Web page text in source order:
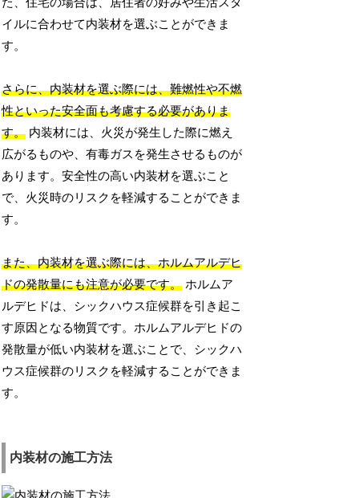
た、住宅の場合は、居住者の好みや生活スタ
イルに合わせて内装材を選ぶことができま
す。
さらに、内装材を選ぶ際には、難燃性や不燃
性といった安全面も考慮する必要がありま
す。 内装材には、火災が発生した際に燃え
広がるものや、有毒ガスを発生させるものが
あります。安全性の高い内装材を選ぶこと
で、火災時のリスクを軽減することができま
す。
また、内装材を選ぶ際には、ホルムアルデヒ
ドの発散量にも注意が必要です。 ホルムア
ルデヒドは、シックハウス症候群を引き起こ
す原因となる物質です。ホルムアルデヒドの
発散量が低い内装材を選ぶことで、シックハ
ウス症候群のリスクを軽減することができま
す。
内装材の施工方法